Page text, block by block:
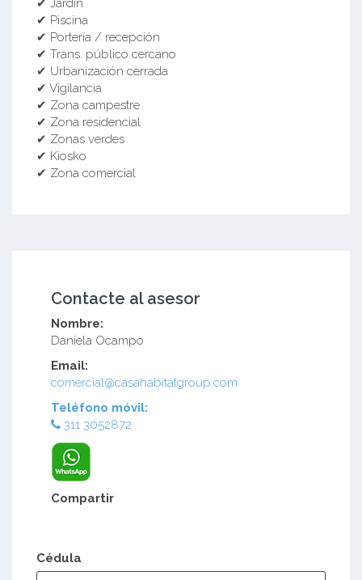
✔ Jardín
✔ Piscina
✔ Portería / recepción
✔ Trans. público cercano
✔ Urbanización cerrada
✔ Vigilancia
✔ Zona campestre
✔ Zona residencial
✔ Zonas verdes
✔ Kiosko
✔ Zona comercial
Contacte al asesor
Nombre:
Daniela Ocampo
Email:
comercial@casahabitatgroup.com
Teléfono móvil:
311 3052872
Compartir
Cédula